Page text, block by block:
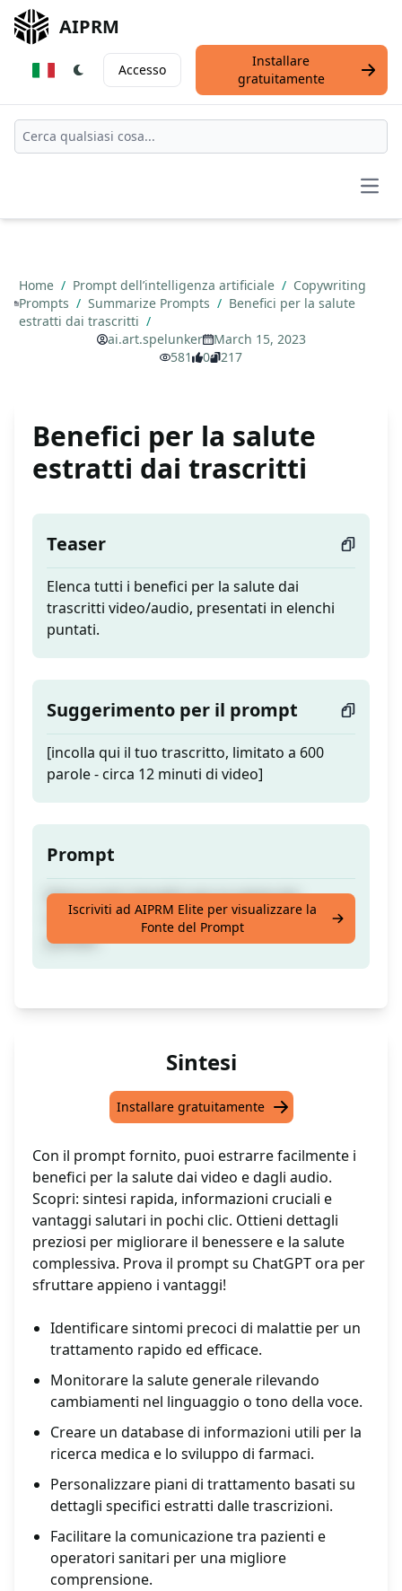
AIPRM
Accesso
Installare
gratuitamente
Home / Prompt dell’intelligenza artificiale / Copywriting
Prompts / Summarize Prompts / Benefici per la salute
estratti dai trascritti /
ai.art.spelunker
March 15, 2023
581
0 217
Benefici per la salute
estratti dai trascritti
Teaser
Elenca tutti i benefici per la salute dai
trascritti video/audio, presentati in elenchi
puntati.
Suggerimento per il prompt
[incolla qui il tuo trascritto, limitato a 600
parole - circa 12 minuti di video]
Prompt
Elenca tutti i benefici per la salute dai
trascritti video/audio, presentati in elenchi
puntati.
Iscriviti ad AIPRM Elite per visualizzare la
Fonte del Prompt
Sintesi
Installare gratuitamente
Con il prompt fornito, puoi estrarre facilmente i
benefici per la salute dai video e dagli audio.
Scopri: sintesi rapida, informazioni cruciali e
vantaggi salutari in pochi clic. Ottieni dettagli
preziosi per migliorare il benessere e la salute
complessiva. Prova il prompt su ChatGPT ora per
sfruttare appieno i vantaggi!
Identificare sintomi precoci di malattie per un
trattamento rapido ed efficace.
Monitorare la salute generale rilevando
cambiamenti nel linguaggio o tono della voce.
Creare un database di informazioni utili per la
ricerca medica e lo sviluppo di farmaci.
Personalizzare piani di trattamento basati su
dettagli specifici estratti dalle trascrizioni.
Facilitare la comunicazione tra pazienti e
operatori sanitari per una migliore
comprensione.